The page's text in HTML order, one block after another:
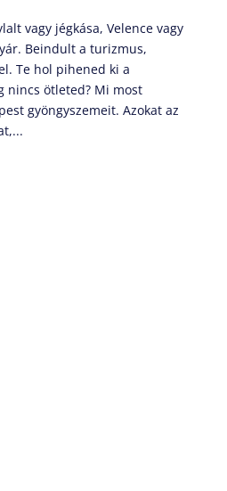
vagy jégkása, Velence vagy
Beindult a turizmus,
Te hol pihened ki a
nincs ötleted? Mi most
gyöngyszemeit. Azokat az